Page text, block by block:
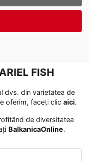
FISH
dvs. din varietatea de
oferim, faceți clic aici․
de diversitatea
BalkanicaOnline․